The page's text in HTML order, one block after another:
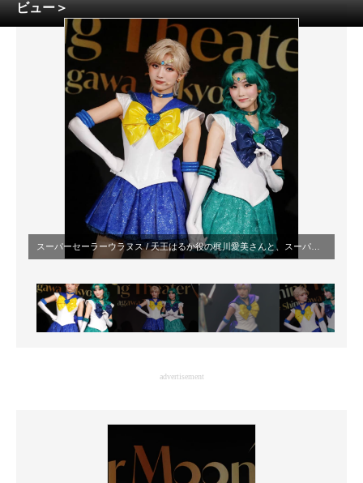
ITの今と未来を見通す
スマホと通信の最新トレンド
進化するPCとデバイスの未来
好きが集まる 比べて選べる
ビジネスと働き方のヒント
AI活用のいまが分かる
企業ITのトレンドを詳説
マーケ×ITの今がよく分かる
ITエンジニア向け専門サイト
モノづくり技術者専門サイト
ビュー＞
advertisement